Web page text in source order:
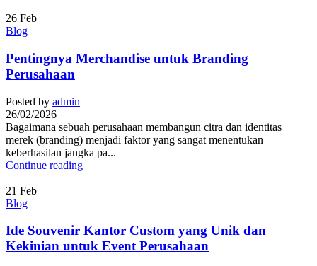
26 Feb
Blog
Pentingnya Merchandise untuk Branding
Perusahaan
Posted by admin
26/02/2026
Bagaimana sebuah perusahaan membangun citra dan identitas
merek (branding) menjadi faktor yang sangat menentukan
keberhasilan jangka pa...
Continue reading
21 Feb
Blog
Ide Souvenir Kantor Custom yang Unik dan
Kekinian untuk Event Perusahaan